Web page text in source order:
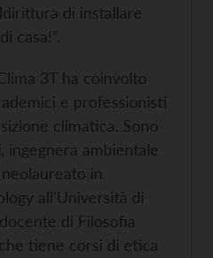
di installare
casa!”.
3T ha coinvolto
e professionisti
climatica. Sono
, ingegnera ambientale
, neolaureato in
all’Università di
, docente di Filosofia
tiene corsi di etica